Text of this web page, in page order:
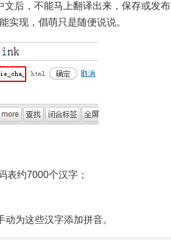
后，不能马上翻译出来，保存或发布
实现，倡萌只是随便说说。
表约7000个汉字；
为这些汉字添加拼音。